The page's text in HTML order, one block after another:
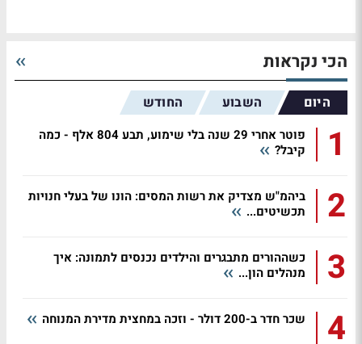
הכי נקראות
היום השבוע החודש
1
פוטר אחרי 29 שנה בלי שימוע, תבע 804 אלף - כמה
קיבל?
2
ביהמ"ש מצדיק את רשות המסים: הונו של בעלי חנויות
תכשיטים...
3
כשההורים מתבגרים והילדים נכנסים לתמונה: איך
מנהלים הון...
4 שכר חדר ב-200 דולר - וזכה במחצית מדירת המנוחה